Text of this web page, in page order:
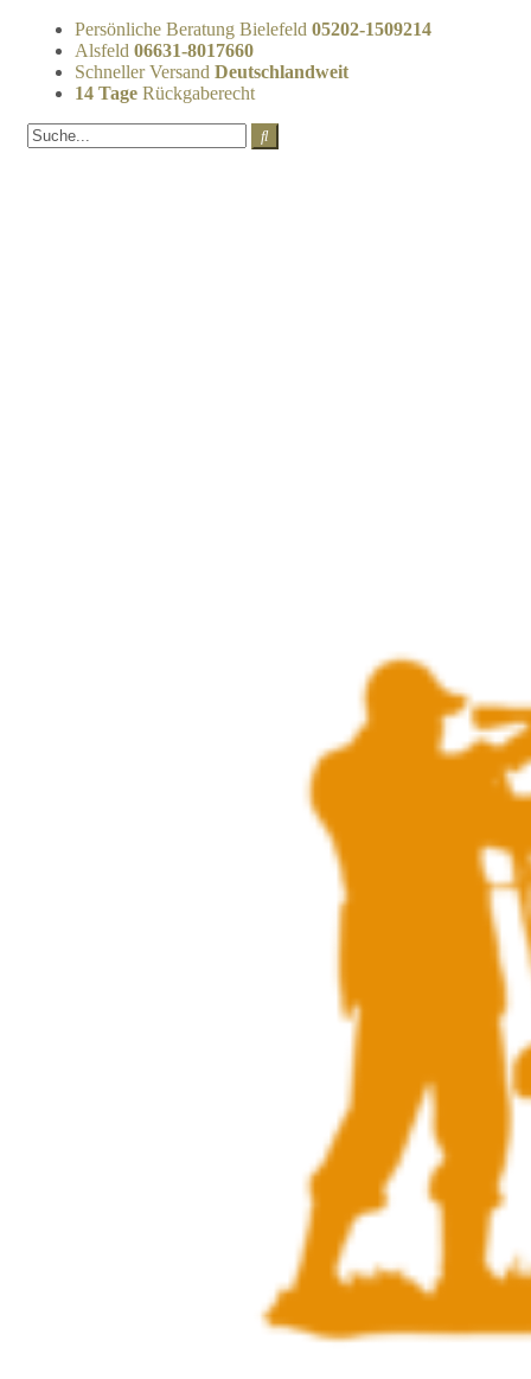
Persönliche Beratung Bielefeld 05202-1509214
Alsfeld 06631-8017660
Schneller Versand Deutschlandweit
14 Tage Rückgaberecht